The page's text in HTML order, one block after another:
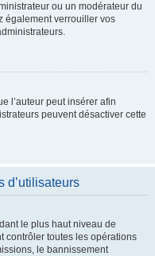
ou un modérateur du
également verrouiller vos
l’auteur peut insérer afin
peuvent désactiver cette
d’utilisateurs
le plus haut niveau de
contrôler toutes les opérations
le bannissement